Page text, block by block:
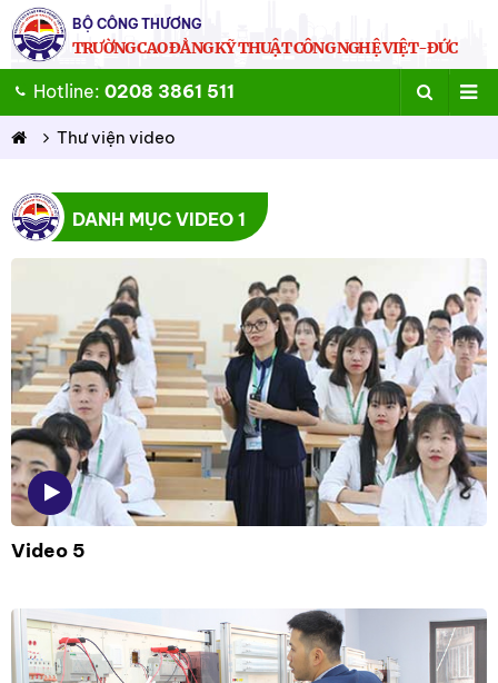
BỘ CÔNG THƯƠNG
TRƯỜNG CAO ĐẲNG KỸ THUẬT CÔNG NGHỆ VIỆT-ĐỨC
Hotline: 0208 3861 511
Thư viện video
DANH MỤC VIDEO 1
Video 5